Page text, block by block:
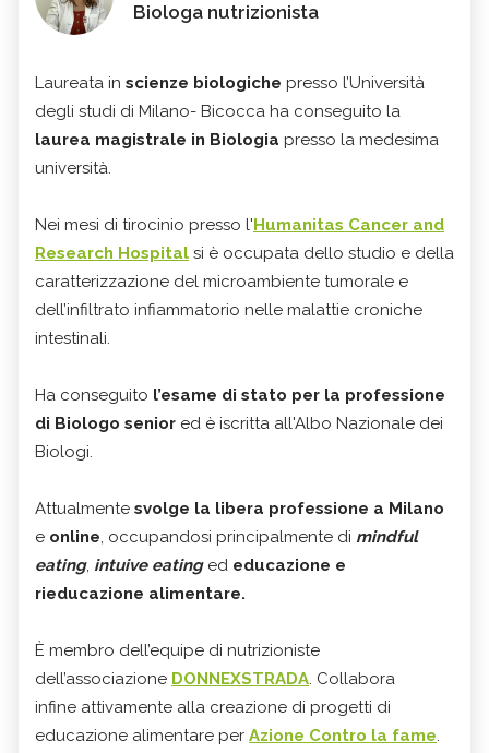
Biologa nutrizionista
Laureata in scienze biologiche presso l’Università
degli studi di Milano- Bicocca ha conseguito la
laurea magistrale in Biologia presso la medesima
università.
Nei mesi di tirocinio presso l'Humanitas Cancer and
Research Hospital si è occupata dello studio e della
caratterizzazione del microambiente tumorale e
dell’infiltrato infiammatorio nelle malattie croniche
intestinali.
Ha conseguito l’esame di stato per la professione
di Biologo senior ed è iscritta all'Albo Nazionale dei
Biologi.
Attualmente svolge la libera professione a Milano
e online, occupandosi principalmente di mindful
eating, intuive eatinged educazione e
rieducazione alimentare.
È membro dell’equipe di nutrizioniste
dell’associazione DONNEXSTRADA. Collabora
infine attivamente alla creazione di progetti di
educazione alimentare per Azione Contro la fame.